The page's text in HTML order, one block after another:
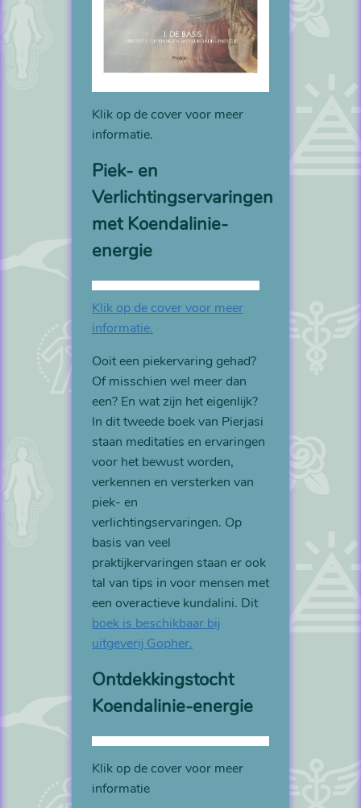
Klik op de cover voor meer
informatie.
Piek- en
Verlichtingservaringen
met Koendalinie-
energie
Klik op de cover voor meer
informatie.
Ooit een piekervaring gehad?
Of misschien wel meer dan
een? En wat zijn het eigenlijk?
In dit tweede boek van Pierjasi
staan meditaties en ervaringen
voor het bewust worden,
verkennen en versterken van
piek- en
verlichtingservaringen. Op
basis van veel
praktijkervaringen staan er ook
tal van tips in voor mensen met
een overactieve kundalini. Dit
boek is beschikbaar bij
uitgeverij Gopher.
Ontdekkingstocht
Koendalinie-energie
Klik op de cover voor meer
informatie